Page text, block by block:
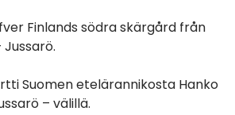
Finlands södra skärgård från
Jussarö.
Suomen etelärannikosta Hanko
– välillä.